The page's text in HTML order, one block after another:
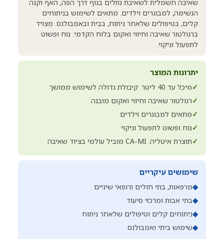
שאיבה חשמלית לשאיבת נוזלים בגוף דרך הפה, האף וקנה
הנשימה, למבוגרים וילדים. מתאים לשימוש בניתוחים
קלים, בטיפולים שלאחר ניתוח, בבית ובאמבולנס. מצויד
ברגולטור שאיבה וחיווי ואקום בלוח הקדמי. נוח ופשוט
לתפעול וניקוי.
יתרונות המוצר
✓מיכל עד 40 ליטר. קיבולת גדולה לשימוש ממושך
✓רגולטור שאיבה וחיווי ואקום מובנה
✓מתאים למבוגרים וילדים
✓נוח ופשוט לתפעול וניקוי
✓תוצרת איטליה. CA-MI מוביל עולמי בציוד שאיבה
שימושים עיקריים
◆מרפאות, בתי חולים ורופאי שיניים
◆בתי אבות ומרכזי סיעוד
◆ניתוחים קלים וטיפולים שלאחר ניתוח
◆שימוש ביתי ואמבולנס